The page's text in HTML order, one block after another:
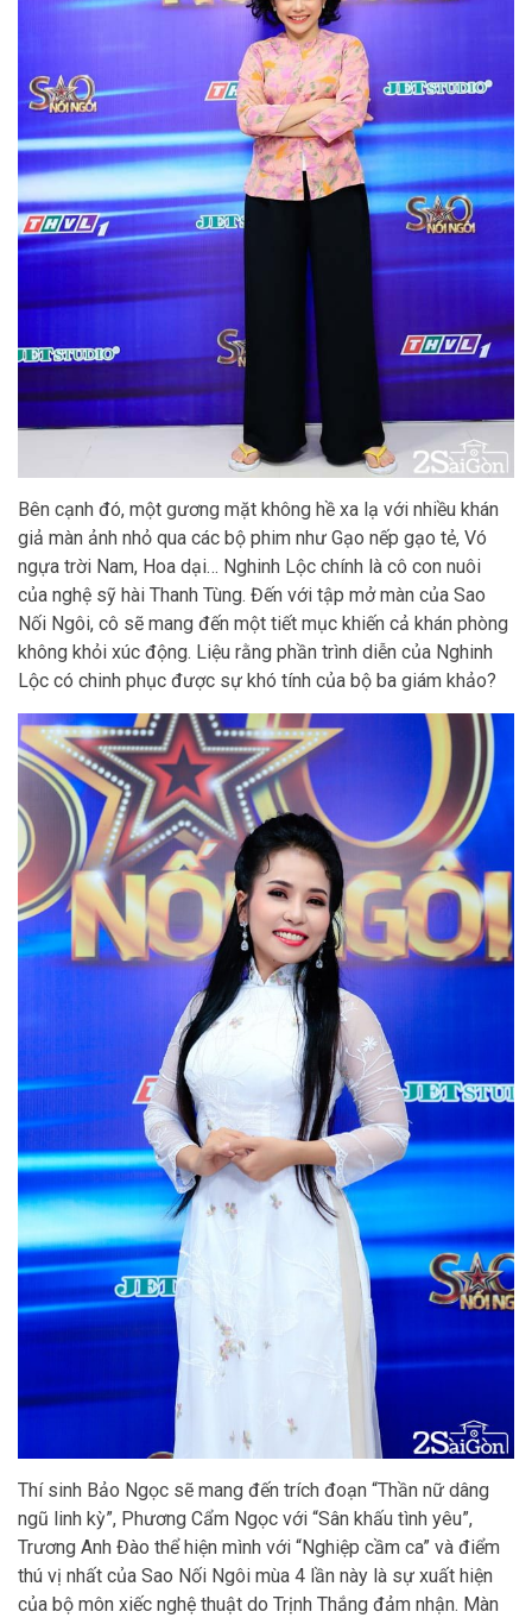
Bên cạnh đó, một gương mặt không hề xa lạ với nhiều khán
giả màn ảnh nhỏ qua các bộ phim như Gạo nếp gạo tẻ, Vó
ngựa trời Nam, Hoa dại… Nghinh Lộc chính là cô con nuôi
của nghệ sỹ hài Thanh Tùng. Đến với tập mở màn của Sao
Nối Ngôi, cô sẽ mang đến một tiết mục khiến cả khán phòng
không khỏi xúc động. Liệu rằng phần trình diễn của Nghinh
Lộc có chinh phục được sự khó tính của bộ ba giám khảo?
Thí sinh Bảo Ngọc sẽ mang đến trích đoạn “Thần nữ dâng
ngũ linh kỳ”, Phương Cẩm Ngọc với “Sân khấu tình yêu”,
Trương Anh Đào thể hiện mình với “Nghiệp cầm ca” và điểm
thú vị nhất của Sao Nối Ngôi mùa 4 lần này là sự xuất hiện
của bộ môn xiếc nghệ thuật do Trịnh Thắng đảm nhận. Màn